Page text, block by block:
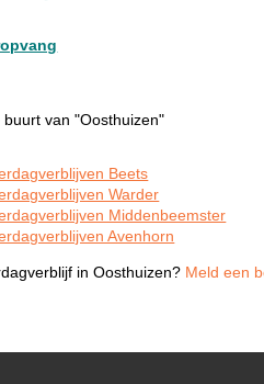
van "Oosthuizen"
Beets
Warder
Middenbeemster
Avenhorn
in Oosthuizen? Meld een